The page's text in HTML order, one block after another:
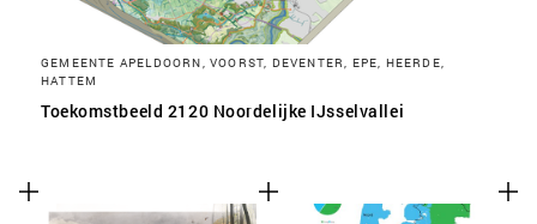
GEMEENTE APELDOORN, VOORST, DEVENTER, EPE, HEERDE,
HATTEM
Toekomstbeeld 2120 Noordelijke IJsselvallei